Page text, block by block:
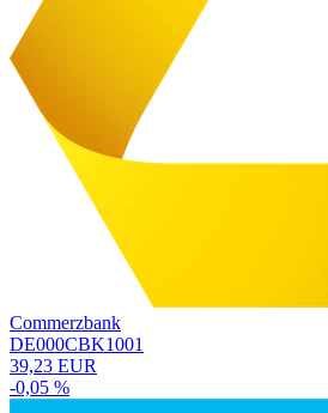
Commerzbank
DE000CBK1001
39,23 EUR
-0,05 %